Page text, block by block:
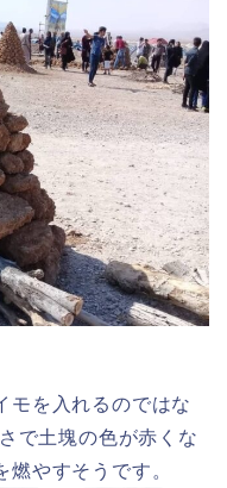
モを入れるのではな
で土塊の色が赤くな
やすそうです。